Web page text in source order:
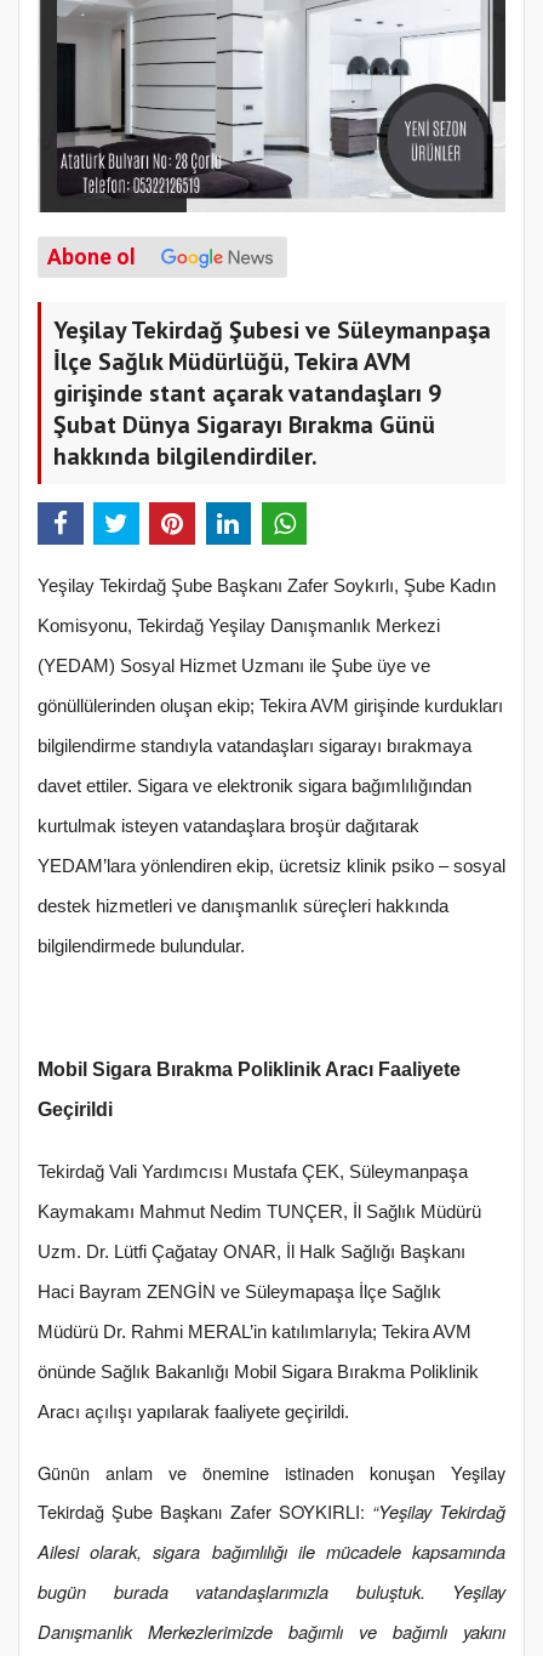
Abone ol
Yeşilay Tekirdağ Şubesi ve Süleymanpaşa
İlçe Sağlık Müdürlüğü, Tekira AVM
girişinde stant açarak vatandaşları 9
Şubat Dünya Sigarayı Bırakma Günü
hakkında bilgilendirdiler.
Yeşilay Tekirdağ Şube Başkanı Zafer Soykırlı, Şube Kadın
Komisyonu, Tekirdağ Yeşilay Danışmanlık Merkezi
(YEDAM) Sosyal Hizmet Uzmanı ile Şube üye ve
gönüllülerinden oluşan ekip; Tekira AVM girişinde kurdukları
bilgilendirme standıyla vatandaşları sigarayı bırakmaya
davet ettiler. Sigara ve elektronik sigara bağımlılığından
kurtulmak isteyen vatandaşlara broşür dağıtarak
YEDAM’lara yönlendiren ekip, ücretsiz klinik psiko – sosyal
destek hizmetleri ve danışmanlık süreçleri hakkında
bilgilendirmede bulundular.
Mobil Sigara Bırakma Poliklinik Aracı Faaliyete
Geçirildi
Tekirdağ Vali Yardımcısı Mustafa ÇEK, Süleymanpaşa
Kaymakamı Mahmut Nedim TUNÇER, İl Sağlık Müdürü
Uzm. Dr. Lütfi Çağatay ONAR, İl Halk Sağlığı Başkanı
Haci Bayram ZENGİN ve Süleymapaşa İlçe Sağlık
Müdürü Dr. Rahmi MERAL’in katılımlarıyla; Tekira AVM
önünde Sağlık Bakanlığı Mobil Sigara Bırakma Poliklinik
Aracı açılışı yapılarak faaliyete geçirildi.
Günün anlam ve önemine istinaden konuşan Yeşilay
Tekirdağ Şube Başkanı Zafer SOYKIRLI: “Yeşilay Tekirdağ
Ailesi olarak, sigara bağımlılığı ile mücadele kapsamında
bugün burada vatandaşlarımızla buluştuk. Yeşilay
Danışmanlık Merkezlerimizde bağımlı ve bağımlı yakını